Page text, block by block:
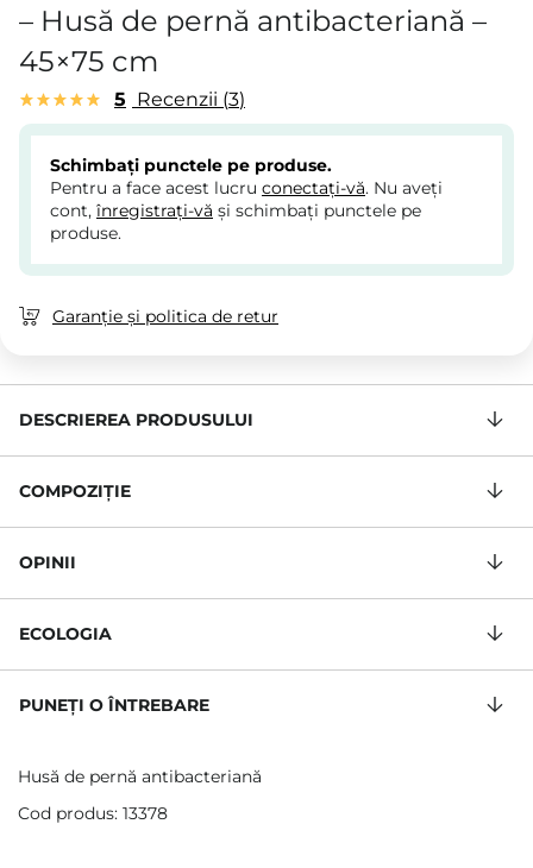
– Husă de pernă antibacteriană –
45×75 cm
5 Recenzii 3
Schimbați punctele pe produse.
Pentru a face acest lucru conectați-vă. Nu aveți
cont, înregistrați-vă și schimbați punctele pe
produse.
Garanție și politica de retur
DESCRIEREA PRODUSULUI
COMPOZIŢIE
OPINII
ECOLOGIA
PUNEȚI O ÎNTREBARE
Husă de pernă antibacteriană
Cod produs: 13378